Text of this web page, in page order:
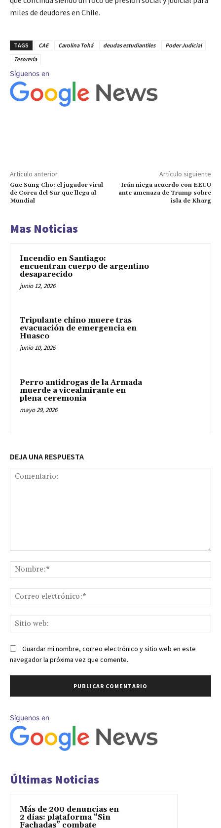
miles de deudores en Chile.
TAGS CAE Carolina Tohá deudas estudiantiles
Poder Judicial
Tesorería
Síguenos en
Artículo anterior
Gue Sung Cho: el jugador viral
de Corea del Sur que llega al
Mundial
Artículo siguiente
Irán niega acuerdo con EEUU
ante amenaza de Trump sobre
isla de Kharg
Mas Noticias
Incendio en Santiago:
encuentran cuerpo de argentino
desaparecido
junio 12, 2026
Tripulante chino muere tras
evacuación de emergencia en
Huasco
junio 10, 2026
Perro antidrogas de la Armada
muerde a vicealmirante en
plena ceremonia
mayo 29, 2026
DEJA UNA RESPUESTA
Guardar mi nombre, correo electrónico y sitio web en este
navegador la próxima vez que comente.
Síguenos en
Últimas Noticias
Más de 200 denuncias en
2 días: plataforma “Sin
Fachadas” combate